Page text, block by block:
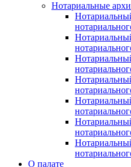
Нотариальные
О палате